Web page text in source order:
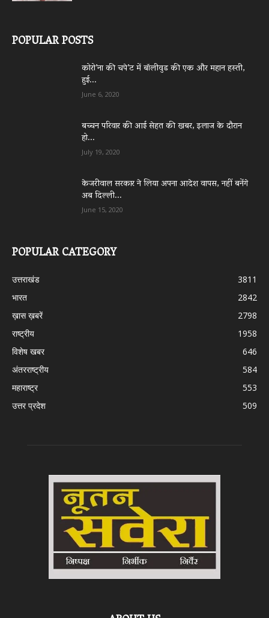
POPULAR POSTS
कोरो’ना की चपे’ट में बॉलीवुड की एक और महान हस्ती,
हुई...
June 6, 2020
बच्चन परिवार की आई सेहत की खबर, इलाज के दौरान
हो...
July 19, 2020
केजरीवाल सरकार ने लिया अपना आदेश वापस, नहीं बनेंगे
अब दिल्ली...
June 15, 2020
POPULAR CATEGORY
उत्तराखंड
3811
भारत
2842
ख़ास ख़बरें
2798
राष्ट्रीय
1958
विशेष खबर
646
अंतरराष्ट्रीय
584
महाराष्ट्र
553
उत्तर प्रदेश
509